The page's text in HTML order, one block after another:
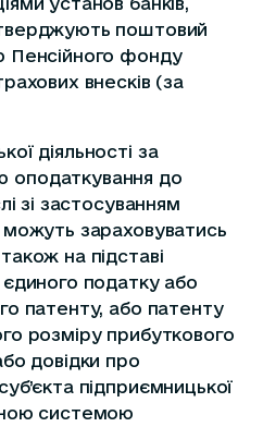
поштовий
Пенсійного фонду
внесків (за
діяльності за
до
зі застосуванням
зараховуватись
на підставі
податку або
патенту, або патенту
розміру прибуткового
довідки про
підприємницької
системою